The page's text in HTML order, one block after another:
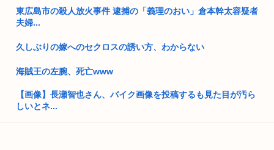
【高市PV動画】被災者から首相「全部が全部ありがたかったで
す」と...
タクシーで拉致動員されそうになったウクライナ人 奥さんのギ
上
東広島市の殺人放火事件 逮捕の「義理のおい」倉本幹太容疑者
夫婦...
久しぶりの嫁へのセクロスの誘い方、わからない
海賊王の左腕、死亡www
【画像】長瀬智也さん、バイク画像を投稿するも見た目が汚ら
しいとネ...